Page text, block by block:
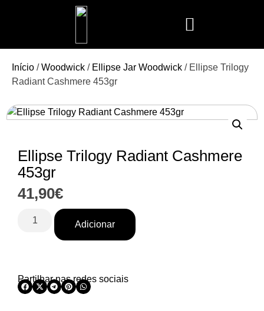
Início /Woodwick / Ellipse Jar Woodwick / Ellipse Trilogy
Radiant Cashmere 453gr
Ellipse Trilogy Radiant Cashmere
453gr
41,90€
Adicionar
Partilhar nas redes sociais